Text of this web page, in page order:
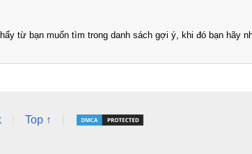
từ bạn muốn tìm trong danh sách gợi ý, khi đó bạn hãy
Top ↑